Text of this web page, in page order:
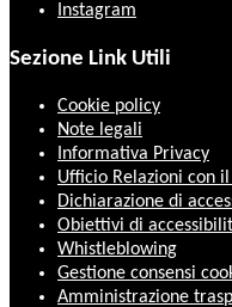
Instagram
Sezione Link Utili
Cookie policy
Note legali
Informativa Privacy
Ufficio Relazioni con
Dichiarazione di
Obiettivi di
Whistleblowing
Gestione consensi
Amministrazione